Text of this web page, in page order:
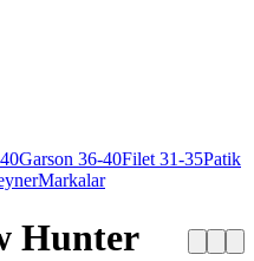
Garson 36-40Filet 31-35Patik
Markalar
Hunter